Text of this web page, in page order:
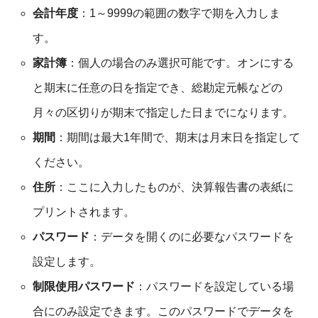
会計年度：1～9999の範囲の数字で期を入力しま
す。
家計簿：個人の場合のみ選択可能です。オンにする
と期末に任意の日を指定でき、総勘定元帳などの
月々の区切りが期末で指定した日までになります。
期間 ：期間は最大1年間で、期末は月末日を指定して
ください。
住所：ここに入力したものが、決算報告書の表紙に
プリントされます。
パスワード ：データを開くのに必要なパスワードを
設定します。
制限使用パスワード ：パスワードを設定している場
合にのみ設定できます。このパスワードでデータを